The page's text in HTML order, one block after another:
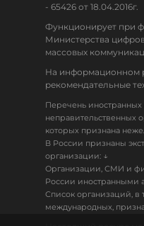
- 65426 от 18.04.2016г.
Функционирует при
Министерства
массовых
На информационном
рекомендательные
Перечень
неправительственных
которых признана
В России признаны
организации: ↓
Организации, СМИ и
России иностранными
Список организаций, в
международных,